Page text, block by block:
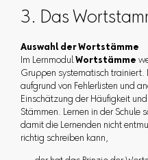
3. Das
Auswahl der Wortstämme
Im LernmodulWortstämme
Gruppen systematisch trainiert.
aufgrund von Fehlerlisten und
Einschätzung der Häufigkeit
Stämmen. Lernen in der Schule
damit die Lernenden nicht
richtig schreiben kann,